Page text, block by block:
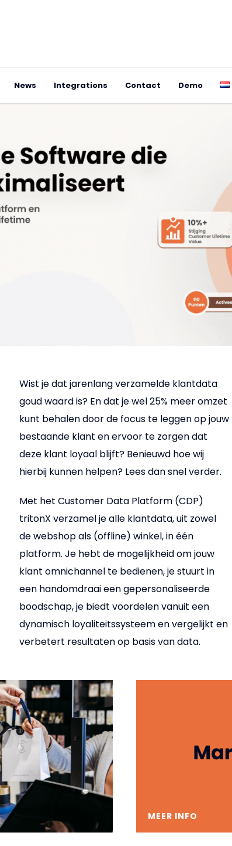
News Integrations Contact Demo
Wist je dat jarenlang verzamelde klantdata
goud waard is? En dat je wel 25% meer omzet
kunt behalen door de focus te leggen op jouw
bestaande klant en ervoor te zorgen dat
deze klant loyaal blijft? Benieuwd hoe wij
hierbij kunnen helpen? Lees dan snel verder.
Met het Customer Data Platform (CDP)
tritonX verzamel je alle klantdata, uit zowel
de webshop als (offline) winkel, in één
platform. Je hebt de mogelijkheid om jouw
klant omnichannel te bedienen, je stuurt in
een handomdraai een gepersonaliseerde
boodschap, je biedt voordelen vanuit een
dynamisch loyaliteitssysteem en vergelijkt en
verbetert resultaten op basis van data.
MEER INFO